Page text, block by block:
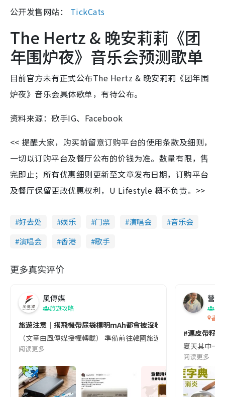
公开发售网站： TickCats
The Hertz & 晚安莉莉《团
年围炉夜》音乐会预测歌单
目前官方未有正式公布The Hertz & 晚安莉莉《团年围
炉夜》音乐会具体歌单，有待公布。
资料来源：歌手IG、Facebook
<< 提醒大家，购买前留意订购平台的使用条款及细则，
一切以订购平台及餐厅公布的价钱为准。数量有限，售
完即止；所有优惠细则更新至文章发布日期，订购平台
及餐厅保留更改优惠权利，U Lifestyle 概不负责。>>
好去处 娱乐 门票 演唱会
音乐会
演唱会
香港 歌手
更多真实评价
風傳媒
旅遊攻略
旅遊注意｜搭飛機帶尿袋標明mAh都會被沒收😱出發前切記檢查
（文章由風傳媒授權轉載） 準備前往韓國旅遊的民眾，近期要
阅读更多
營養
香港
#連皮帶籽
夏天其中一
阅读更多